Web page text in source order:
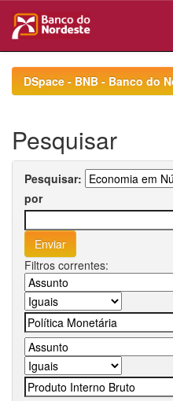
navigationDSpace - BNB - Banco do
Pesquisar
Pesquisar:
por
Filtros correntes: